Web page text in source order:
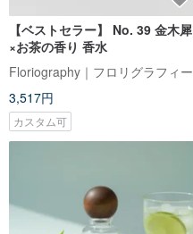
【ベストセラー】 No. 39 金木犀
×お茶の香り 香水
Floriography｜フロリグラフィー
3,517円
カスタム可